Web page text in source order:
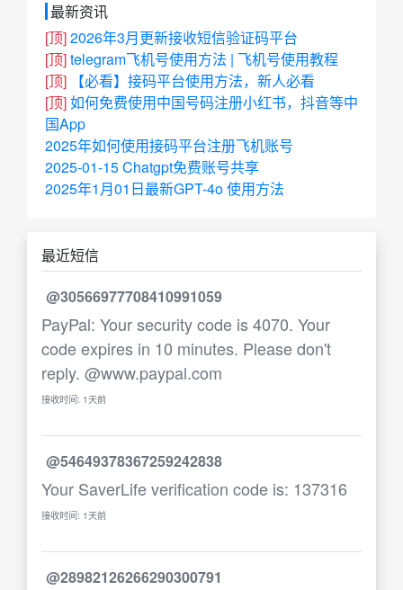
最新资讯
[顶]2026年3月更新接收短信验证码平台
[顶]telegram飞机号使用方法 | 飞机号使用教程
[顶]
【必看】接码平台使用方法，新人必看
[顶]如何免费使用中国号码注册小红书，抖音等中
国App
2025年如何使用接码平台注册飞机账号
2025-01-15 Chatgpt免费账号共享
2025年1月01日最新GPT-4o 使用方法
最近短信
@30566977708410991059
PayPal: Your security code is 4070. Your
code expires in 10 minutes. Please don't
reply. @www.paypal.com
接收时间: 1天前
@54649378367259242838
Your SaverLife verification code is: 137316
接收时间: 1天前
@28982126266290300791